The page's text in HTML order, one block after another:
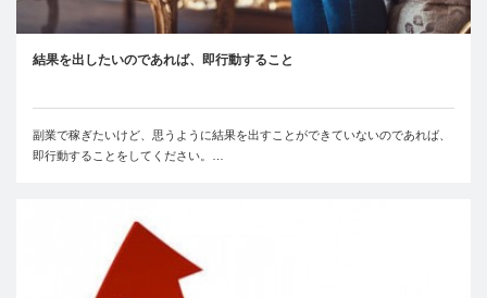
結果を出したいのであれば、即行動すること
副業で稼ぎたいけど、思うように結果を出すことができていないのであれば、
即行動することをしてください。…